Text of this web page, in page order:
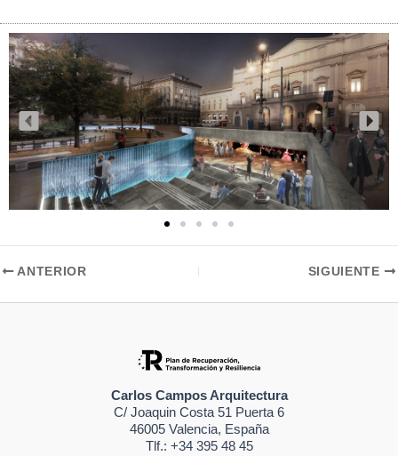
ANTERIOR SIGUIENTE
Carlos Campos Arquitectura
C/ Joaquin Costa 51 Puerta 6
46005 Valencia, España
Tlf.: +34 395 48 45